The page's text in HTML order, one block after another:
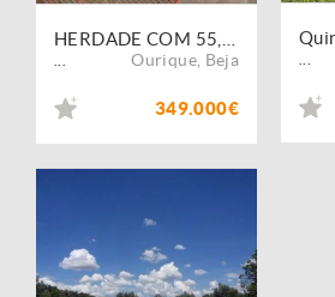
Ourique, Beja
349.000€